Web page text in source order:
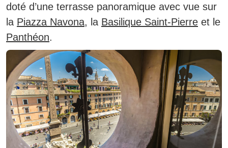
doté d’une terrasse panoramique avec vue sur
la Piazza Navona, la Basilique Saint-Pierre et le
Panthéon.